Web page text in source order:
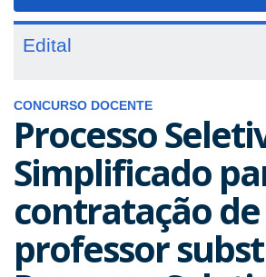
Edital
CONCURSO DOCENTE
Processo
Simplificado
contratação de
professor